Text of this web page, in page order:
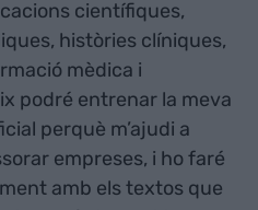
científiques,
històries clíniques,
mèdica i
podré entrenar la meva
perquè m’ajudi a
empreses, i ho faré
amb els textos que